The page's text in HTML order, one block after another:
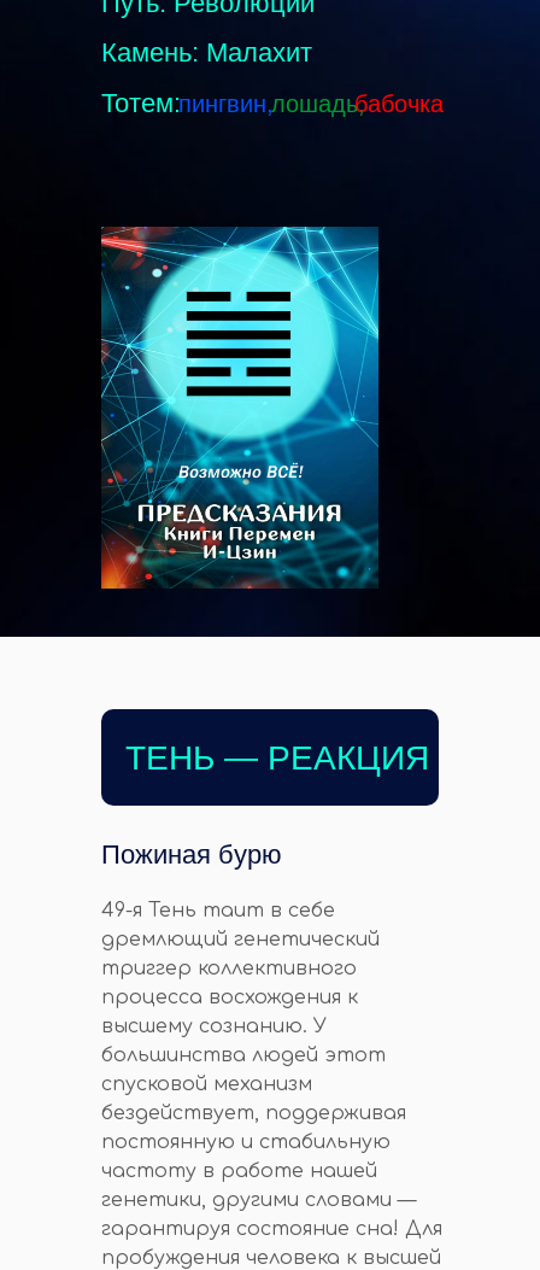
Тотем:пингвин,лошадь,бабочка
Камень: Малахит
ТЕНЬ — РЕАКЦИЯ
49-я Тень таит в себе
дремлющий генетический
триггер коллективного
процесса восхождения к
высшему сознанию. У
большинства людей этот
спусковой механизм
бездействует, поддерживая
постоянную и стабильную
частоту в работе нашей
генетики, другими словами —
гарантируя состояние сна! Для
пробуждения человека к высшей
Пожиная бурю